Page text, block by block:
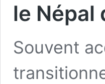
le Népal
Souvent